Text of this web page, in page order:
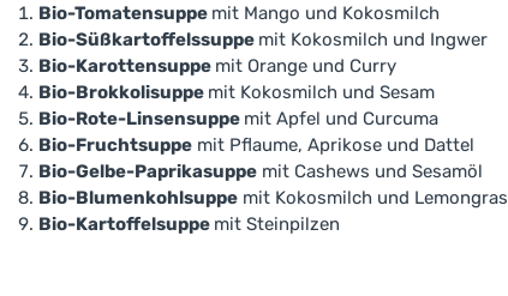
Bio-Tomatensuppe mit Mango und Kokosmilch
Bio-Süßkartoffelssuppe mit Kokosmilch und Ingwer
Bio-Karottensuppe mit Orange und Curry
Bio-Brokkolisuppe mit Kokosmilch und Sesam
Bio-Rote-Linsensuppe mit Apfel und Curcuma
Bio-Fruchtsuppe mit Pflaume, Aprikose und Dattel
Bio-Gelbe-Paprikasuppe mit Cashews und Sesamöl
Bio-Blumenkohlsuppe mit Kokosmilch und Lemongras
Bio-Kartoffelsuppe mit Steinpilzen